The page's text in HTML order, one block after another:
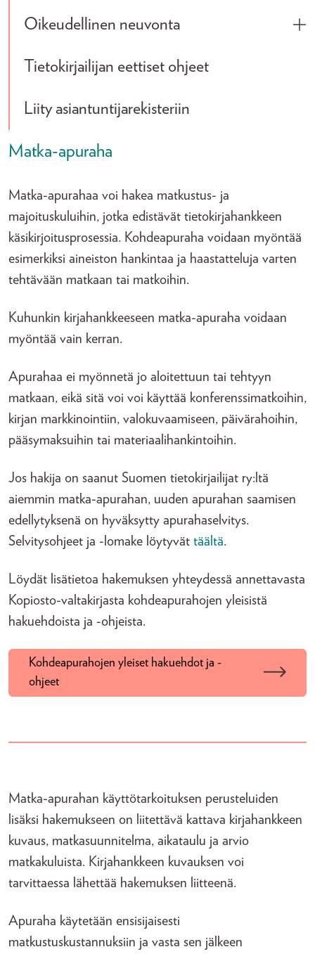
Oikeudellinen neuvonta
Tietokirjailijan eettiset ohjeet
Liity asiantuntijarekisteriin
Matka-apuraha
Matka-apurahaa voi hakea matkustus- ja
majoituskuluihin, jotka edistävät tietokirjahankkeen
käsikirjoitusprosessia. Kohdeapuraha voidaan myöntää
esimerkiksi aineiston hankintaa ja haastatteluja varten
tehtävään matkaan tai matkoihin.
Kuhunkin kirjahankkeeseen matka-apuraha voidaan
myöntää vain kerran.
Apurahaa ei myönnetä jo aloitettuun tai tehtyyn
matkaan, eikä sitä voi voi käyttää konferenssimatkoihin,
kirjan markkinointiin, valokuvaamiseen, päivärahoihin,
pääsymaksuihin tai materiaalihankintoihin.
Jos hakija on saanut Suomen tietokirjailijat ry:ltä
aiemmin matka-apurahan, uuden apurahan saamisen
edellytyksenä on hyväksytty apurahaselvitys.
Selvitysohjeet ja -lomake löytyvät täältä.
Löydät lisätietoa hakemuksen yhteydessä annettavasta
Kopiosto-valtakirjasta kohdeapurahojen yleisistä
hakuehdoista ja -ohjeista.
Kohdeapurahojen yleiset hakuehdot ja -
ohjeet
Matka-apurahan käyttötarkoituksen perusteluiden
lisäksi hakemukseen on liitettävä kattava kirjahankkeen
kuvaus, matkasuunnitelma, aikataulu ja arvio
matkakuluista. Kirjahankkeen kuvauksen voi
tarvittaessa lähettää hakemuksen liitteenä.
Apuraha käytetään ensisijaisesti
matkustuskustannuksiin ja vasta sen jälkeen